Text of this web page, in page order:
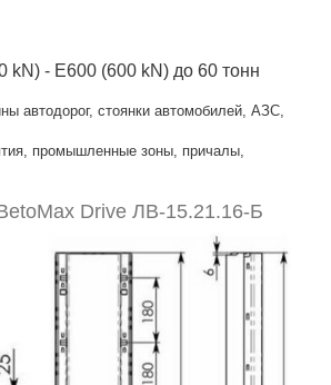
kN) - E600 (600 kN) до 60 тонн
автодорог, стоянки автомобилей, АЗС,
промышленные зоны, причалы,
Drive ЛВ-15.21.16-Б